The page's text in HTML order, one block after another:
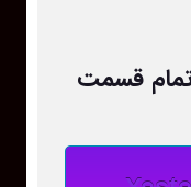
تمام قسمت